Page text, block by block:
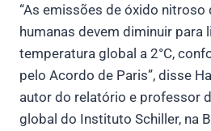
“As emissões de óxido nitroso
humanas devem diminuir para
temperatura global a 2°C,
pelo Acordo de Paris”, disse
autor do relatório e professor
global do Instituto Schiller, na